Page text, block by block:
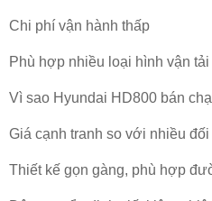
Chi phí vận hành thấp
Phù hợp nhiều loại hình vận tải
Vì sao Hyundai HD800 bán
Giá cạnh tranh so với nhiều
Thiết kế gọn gàng, phù hợp